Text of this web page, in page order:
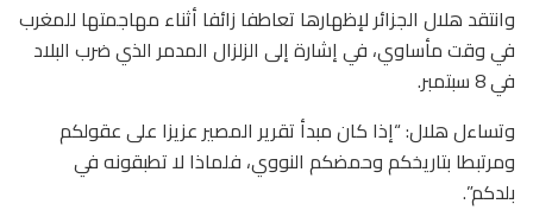
وانتقد هلال الجزائر لإظهارها تعاطفا زائفا أثناء مهاجمتها للمغرب
في وقت مأساوي، في إشارة إلى الزلزال المدمر الذي ضرب البلاد
في 8 سبتمبر.
وتساءل هلال: “إذا كان مبدأ تقرير المصير عزيزا على عقولكم
ومرتبطا بتاريخكم وحمضكم النووي، فلماذا لا تطبقونه في
بلدكم”.